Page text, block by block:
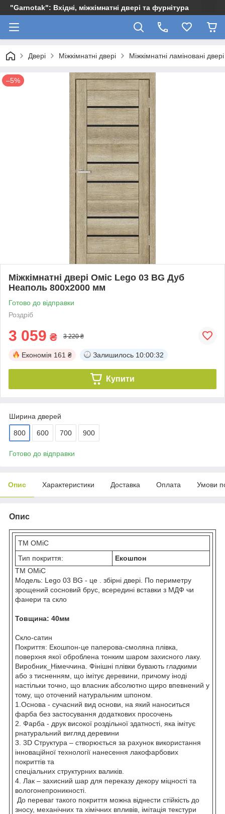
"Garnotak": Вхідні, міжкімнатні двері та фурнітура
Двері Міжкімнатні двері Міжкімнатні ламіновані двері
–5%
Міжкімнатні двері Оміс Lego 03 BG Дуб
Неаполь 800х2000 мм
Готово до відправки
Роздріб
3 059 ₴ 3 220 ₴
Економія 161 ₴ Залишилось 10:00:32
Купити
Ширина дверей
800 600 700 900
Готово до відправки
Опис Характеристики Доставка Оплата Умови
Опис
ТМ ОМіС
Тип покриття:
Екошпон
ТМ ОМіС
Модель: Lego 03 BG - це . збірні двері. По периметру
зрощений сосновий брус, всередині вставки з МДФ чи
фанери та скло
Товщина: 40мм
Скло-сатин
Покриття: Екошпон-це паперова-смоляна плівка,
поверхня якої оброблена тонким шаром захисного лаку.
Виробник_Німеччина. Фінішні плівки бувають гладкими
або з тисненням, що імітує деревини, причому іноді
настільки точно, що власник абсолютно щиро впевнений у
тому, що оточений натуральним шпоном.
1.Основа - сучасний вид основи, на який наноситься
фарба без застосування додаткових просочень
2. Фарба - друк високої роздільної здатності, яка імітує
рнатуральний вигляд деревини
3. 3D Структура – створюється за рахунок використання
інноваційної технології нанесення лакофарбових
покриттів та
спеціальних структурних валиків.
4. Лак – захисний шар для переказу декору міцності та
вологонепроникності.
До переваг такого покриття можна віднести стійкість до
зносу, механічних та хімічних впливів, імітація текстури